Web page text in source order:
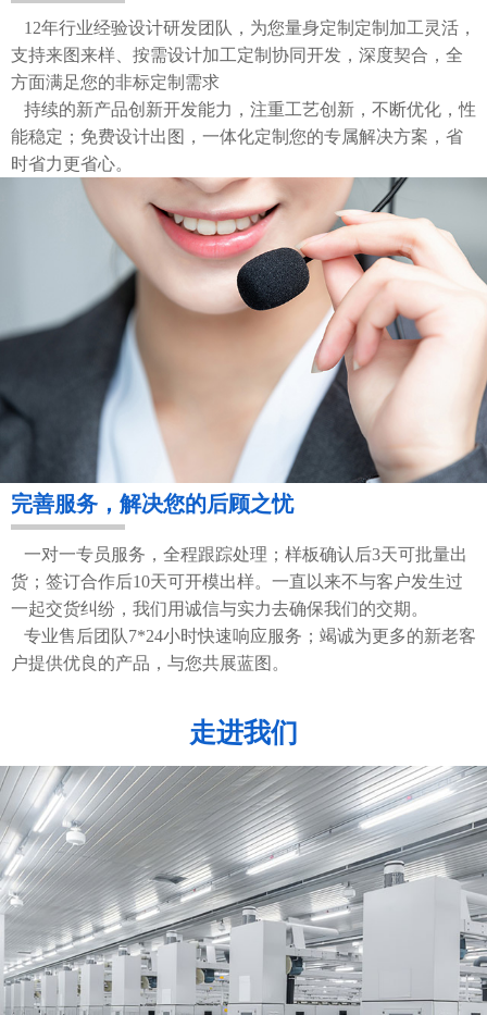
12年行业经验设计研发团队，为您量身定制定制加工灵活，
支持来图来样、按需设计加工定制协同开发，深度契合，全
方面满足您的非标定制需求
持续的新产品创新开发能力，注重工艺创新，不断优化，性
能稳定；免费设计出图，一体化定制您的专属解决方案，省
时省力更省心。
完善服务，解决您的后顾之忧
一对一专员服务，全程跟踪处理；样板确认后3天可批量出
货；签订合作后10天可开模出样。一直以来不与客户发生过
一起交货纠纷，我们用诚信与实力去确保我们的交期。
专业售后团队7*24小时快速响应服务；竭诚为更多的新老客
户提供优良的产品，与您共展蓝图。
走进我们